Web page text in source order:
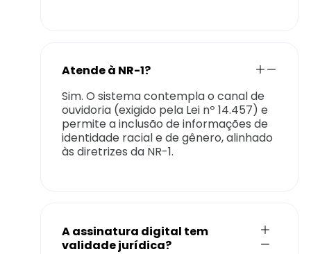
Atende à NR-1?
Sim. O sistema contempla o canal de
ouvidoria (exigido pela Lei nº 14.457) e
permite a inclusão de informações de
identidade racial e de gênero, alinhado
às diretrizes da NR-1.
A assinatura digital tem
validade jurídica?